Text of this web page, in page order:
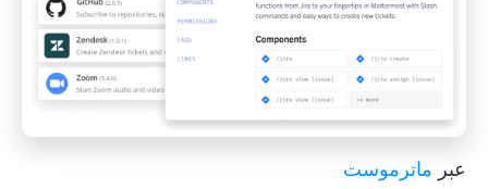
عبر ماترموست